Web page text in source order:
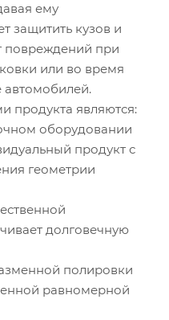
ему
защитить кузов и
повреждений при
или во время
продукта являются:
оборудовании
продукт с
геометрии
долговечную
полировки
равномерной